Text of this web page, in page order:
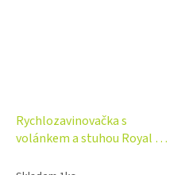
Rychlozavinovačka s
volánkem a stuhou Royal -